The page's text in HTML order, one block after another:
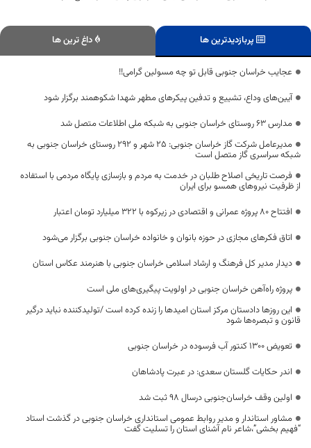
پربازدیدترین ها داغ ترین ها
عجایب خراسان جنوبی قابل تو چه مسولین گرامی!!
آیین‌های وداع، تشییع و تدفین پیکرهای مطهر شهدا شکوهمند برگزار شود
مدارس ۶۳ روستای خراسان جنوبی به شبکه ملی اطلاعات متصل شد
مدیرعامل شرکت گاز خراسان جنوبی: 25 شهر و 292 روستای خراسان جنوبی به
شبکه سراسری گاز متصل است
فرصت تاریخی اصلاح طلبان در خدمت به مردم و بازسازی پایگاه مردمی با استفاده
از ظرفیت نیروهای همسو برای ایران
افتتاح ۸۰ پروژه‌ عمرانی و اقتصادی در زیرکوه با ۳۲۲ میلیارد تومان اعتبار
اتاق فکرهای مجازی در حوزه بانوان و خانواده خراسان جنوبی برگزار می‌شود
دیدار مدیر کل فرهنگ و ارشاد اسلامی خراسان جنوبی با هنرمند عکاس استان
پروژه راه‌آهن خراسان جنوبی در اولویت پیگیری‌های ملی است
این روزها دادستان مرکز استان امیدها را زنده کرده است /تولیدکننده نباید درگیر
قانون و تبصره‌ها شود
تعویض ۱۳۰۰ کنتور آب فرسوده در خراسان جنوبی
اندر حکایات گلستان سعدی: در عبرت پادشاهان
اولین وقف خراسان‌جنوبی درسال 98 ثبت شد
مشاور استاندار و مدیر روابط عمومی استانداری خراسان جنوبی در گذشت استاد
“فهیم بخشی”،شاعر نام آشنای استان را تسلیت گفت